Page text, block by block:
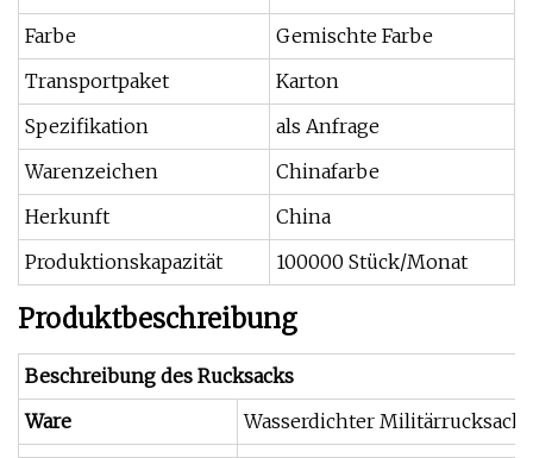
Farbe
Gemischte Farbe
Transportpaket
Karton
Spezifikation
als Anfrage
Warenzeichen
Chinafarbe
Herkunft
China
Produktionskapazität
100000 Stück/Monat
Produktbeschreibung
Beschreibung des Rucksacks
Ware
Wasserdichter Militärrucksack